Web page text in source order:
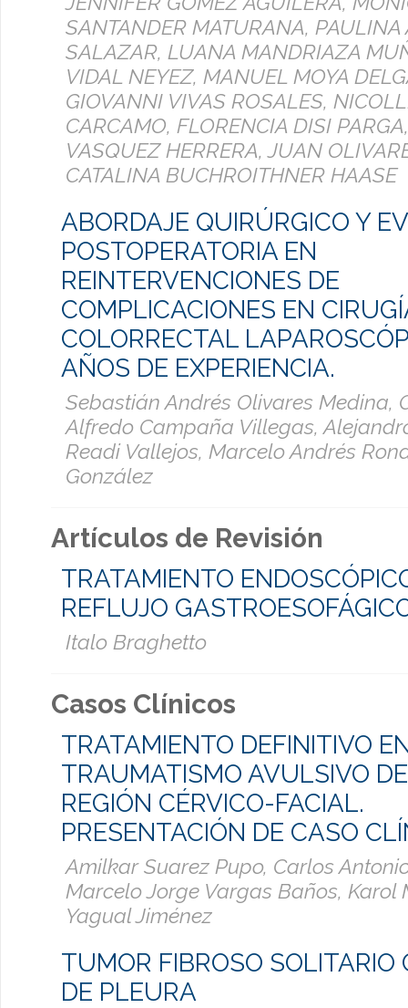
SANTANDER MATURANA, PAULINA
SALAZAR, LUANA MANDRIAZA
VIDAL NEYEZ, MANUEL MOYA
GIOVANNI VIVAS ROSALES,
CARCAMO, FLORENCIA DISI
VASQUEZ HERRERA, JUAN
CATALINA BUCHROITHNER HAASE
ABORDAJE QUIRÚRGICO Y
POSTOPERATORIA EN
REINTERVENCIONES DE
COMPLICACIONES EN
COLORRECTAL
AÑOS DE EXPERIENCIA.
Sebastián Andrés Olivares Medina,
Alfredo Campaña Villegas,
Readi Vallejos, Marcelo Andrés
González
Artículos de Revisión
TRATAMIENTO
REFLUJO
Italo Braghetto
Casos Clínicos
TRATAMIENTO DEFINITIVO
TRAUMATISMO AVULSIVO
REGIÓN CÉRVICO-FACIAL.
PRESENTACIÓN DE CASO
Amilkar Suarez Pupo, Carlos
Marcelo Jorge Vargas Baños, Karol
Yagual Jiménez
TUMOR FIBROSO SOLITARIO
DE PLEURA